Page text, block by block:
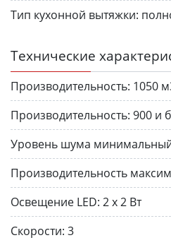
Тип кухонной вытяжки:
Технические
Производительность: 1050
Производительность: 900 и
Уровень шума
Производительность
Освещение LED: 2 х 2 Вт
Скорости: 3